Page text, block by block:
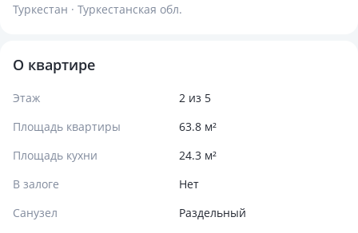
Туркестан · Туркестанская обл.
О квартире
Этаж
2 из 5
Площадь квартиры
63.8 м²
Площадь кухни
24.3 м²
В залоге
Нет
Санузел
Раздельный